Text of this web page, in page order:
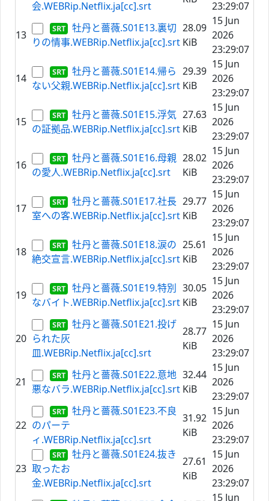
会.WEBRip.Netflix.ja[cc].srt 23:29:07
13
牡丹と薔薇.S01E13.裏切
りの情事.WEBRip.Netflix.ja[cc].srt
28.09
KiB
15 Jun
2026
23:29:07
14
牡丹と薔薇.S01E14.帰ら
ない父親.WEBRip.Netflix.ja[cc].srt
29.39
KiB
15 Jun
2026
23:29:07
15
牡丹と薔薇.S01E15.浮気
の証拠品.WEBRip.Netflix.ja[cc].srt
27.63
KiB
15 Jun
2026
23:29:07
16
牡丹と薔薇.S01E16.母親
の愛人.WEBRip.Netflix.ja[cc].srt
28.02
KiB
15 Jun
2026
23:29:07
17
牡丹と薔薇.S01E17.社長
室への客.WEBRip.Netflix.ja[cc].srt
29.77
KiB
15 Jun
2026
23:29:07
18
牡丹と薔薇.S01E18.涙の
絶交宣言.WEBRip.Netflix.ja[cc].srt
25.61
KiB
15 Jun
2026
23:29:07
19
牡丹と薔薇.S01E19.特別
なバイト.WEBRip.Netflix.ja[cc].srt
30.05
KiB
15 Jun
2026
23:29:07
20
牡丹と薔薇.S01E21.投げ
られた灰
皿.WEBRip.Netflix.ja[cc].srt
28.77
KiB
15 Jun
2026
23:29:07
21
牡丹と薔薇.S01E22.意地
悪なバラ.WEBRip.Netflix.ja[cc].srt
32.44
KiB
15 Jun
2026
23:29:07
22
牡丹と薔薇.S01E23.不良
のパーテ
ィ.WEBRip.Netflix.ja[cc].srt
31.92
KiB
15 Jun
2026
23:29:07
23
牡丹と薔薇.S01E24.抜き
取ったお
金.WEBRip.Netflix.ja[cc].srt
27.61
KiB
15 Jun
2026
23:29:07
15 Jun